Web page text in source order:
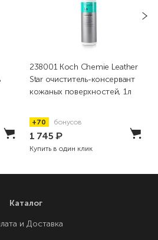
238001 Koch Chemie Leather
Star очиститель-консервант
кожаных поверхностей, 1л
+70 бонусов
1 745₽
Купить в один клик
Каталог
и Доставка